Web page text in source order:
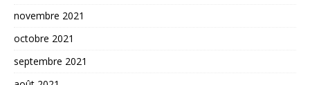
novembre 2021
octobre 2021
septembre 2021